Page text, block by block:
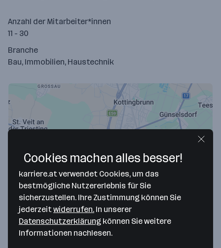
Anzahl der Mitarbeiter*innen
11 - 30
Branche
Bau, Immobilien, Haustechnik
Map data ©2026 Google
Rosner Gesellschaft mbH.
Kurze Gasse 11
2544 Leobersdorf— Route berechnen
Cookies machen alles besser!
karriere.at verwendet Cookies, um das
bestmögliche Nutzererlebnis für Sie
sicherzustellen. Ihre Zustimmung können Sie
jederzeit widerrufen. In unserer
Datenschutzerklärung können Sie weitere
Informationen nachlesen.